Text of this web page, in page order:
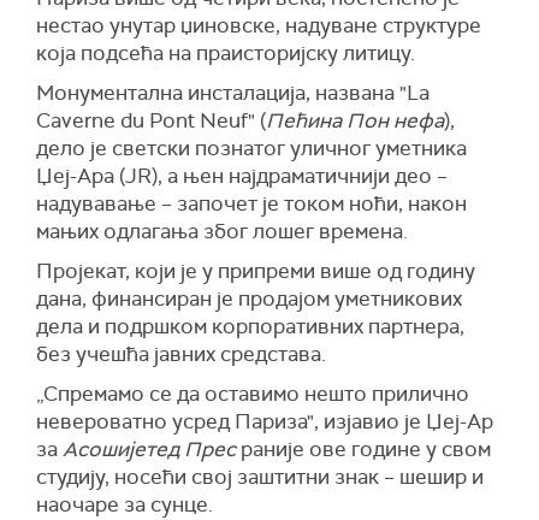
нестао унутар џиновске, надуване структуре
која подсећа на праисторијску литицу.
Монументална инсталација, названа "La
Caverne du Pont Neuf" (Пећина Пон нефа),
дело је светски познатог уличног уметника
Џеј-Ара (JR), а њен најдраматичнији део –
надувавање – започет је током ноћи, након
мањих одлагања због лошег времена.
Пројекат, који је у припреми више од годину
дана, финансиран је продајом уметникових
дела и подршком корпоративних партнера,
без учешћа јавних средстава.
„Спремамо се да оставимо нешто прилично
невероватно усред Париза", изјавио је Џеј-Ар
заАсошијетед Пресраније ове године у свом
студију, носећи свој заштитни знак – шешир и
наочаре за сунце.